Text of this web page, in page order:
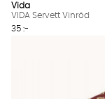
Vida
VIDA Servett Vinröd
35 :-